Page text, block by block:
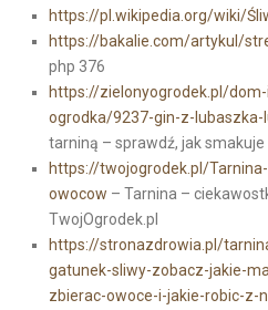
https://pl.wikipedia.org/wiki/
https://bakalie.com/artykul/
php 376
https://zielonyogrodek.pl/
ogrodka/9237-gin-z-lubaszka-
tarniną – sprawdź, jak
https://twojogrodek.pl/
owocow – Tarnina –
TwojOgrodek.pl
https://stronazdrowia.pl/
gatunek-sliwy-zobacz-jakie-
zbierac-owoce-i-jakie-robic-z-